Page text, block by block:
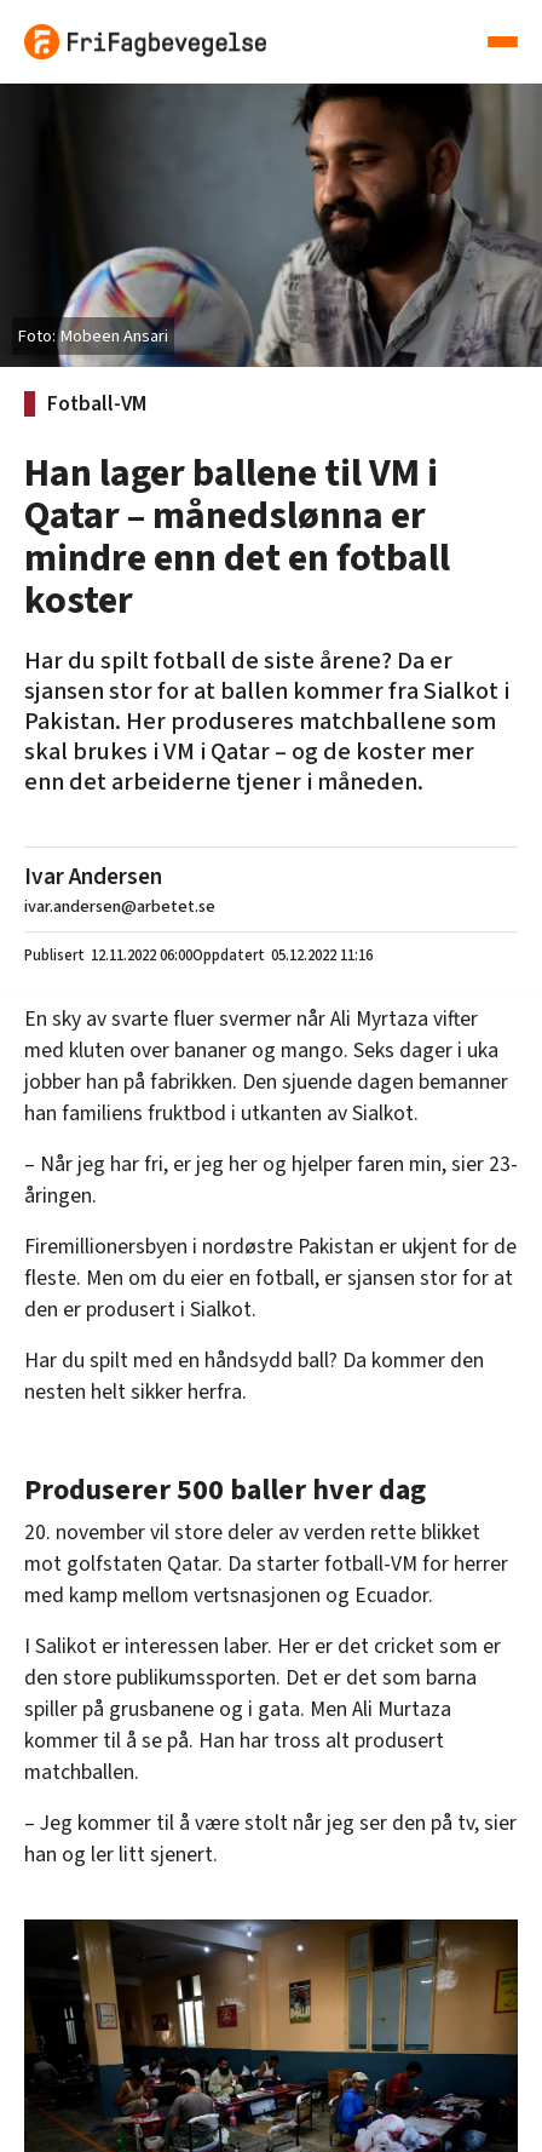
Mobeen Ansari
Fotball-VM
Han lager ballene til VM i
Qatar – månedslønna er
mindre enn det en fotball
koster
Har du spilt fotball de siste årene? Da er
sjansen stor for at ballen kommer fra Sialkot i
Pakistan. Her produseres matchballene som
skal brukes i VM i Qatar – og de koster mer
enn det arbeiderne tjener i måneden.
Ivar Andersen
ivar.andersen@arbetet.se
12.11.202206:00 05.12.2022 11:16
En sky av svarte fluer svermer når Ali Myrtaza vifter
med kluten over bananer og mango. Seks dager i uka
jobber han på fabrikken. Den sjuende dagen bemanner
han familiens fruktbod i utkanten av Sialkot.
– Når jeg har fri, er jeg her og hjelper faren min, sier 23-
åringen.
Firemillionersbyen i nordøstre Pakistan er ukjent for de
fleste. Men om du eier en fotball, er sjansen stor for at
den er produsert i Sialkot.
Har du spilt med en håndsydd ball? Da kommer den
nesten helt sikker herfra.
Produserer 500 baller hver dag
20. november vil store deler av verden rette blikket
mot golfstaten Qatar. Da starter fotball-VM for herrer
med kamp mellom vertsnasjonen og Ecuador.
I Salikot er interessen laber. Her er det cricket som er
den store publikumssporten. Det er det som barna
spiller på grusbanene og i gata. Men Ali Murtaza
kommer til å se på. Han har tross alt produsert
matchballen.
– Jeg kommer til å være stolt når jeg ser den på tv, sier
han og ler litt sjenert.